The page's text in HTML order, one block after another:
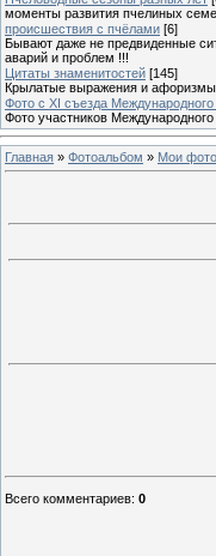
моменты развития пчелиных
происшествия с пчёлами [6]
Бывают даже не предвиденные
аварий и проблем !!!
Цитаты знаменитостей [145]
Крылатые выражения и
Фото с XI съезда
Фото участников
Главная » Фотоальбом » Мои
Всего комментариев: 0